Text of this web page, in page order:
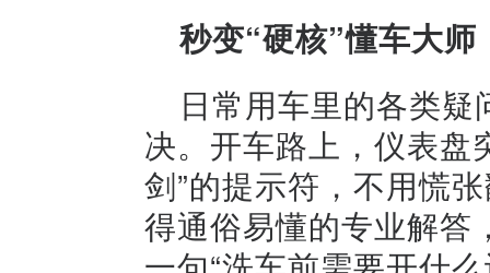
秒变“硬核”懂车大
日常用车里的各类
决。开车路上，仪表盘
剑”的提示符，不用慌
得通俗易懂的专业解答